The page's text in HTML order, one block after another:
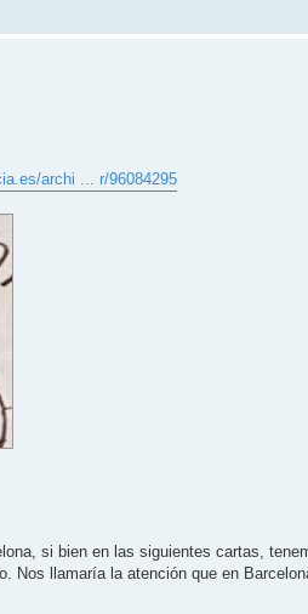
archi ... r/96084295
si bien en las siguientes cartas,
Nos llamaría la atención que en